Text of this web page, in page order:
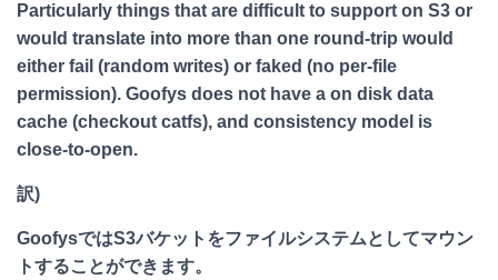
Particularly things that are difficult to support on S3 or
would translate into more than one round-trip would
either fail (random writes) or faked (no per-file
permission). Goofys does not have a on disk data
cache (checkout catfs), and consistency model is
close-to-open.
訳)
GoofysではS3バケットをファイルシステムとしてマウン
トすることができます。